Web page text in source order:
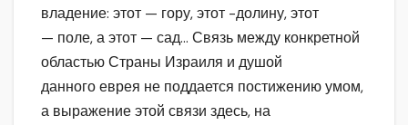
владение: этот — гору, этот -долину, этот
— поле, а этот — сад… Связь между конкретной
областью Страны Израиля и душой
данного еврея не поддается постижению умом,
а выражение этой связи здесь, на